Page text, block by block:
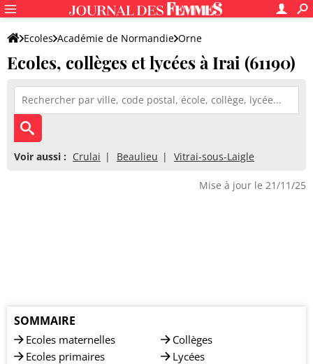
Ecoles Académie de Normandie Orne
Ecoles, collèges et lycées à Irai (61190)
Voir aussi : Crulai Beaulieu Vitrai-sous-Laigle
Mise à jour le 21/11/25
SOMMAIRE
Ecoles maternelles
Ecoles primaires
Collèges
Lycées